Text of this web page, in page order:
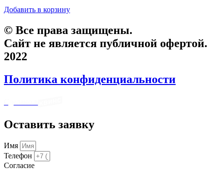
Добавить в корзину
© Все права защищены.
Сайт не является публичной офертой.
2022
Политика конфиденциальности
Оставить заявку
Имя
Телефон
Cогласие